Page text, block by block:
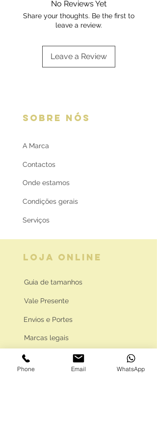
No Reviews Yet
Share your thoughts. Be the first to
leave a review.
Leave a Review
SOBRE NÓS
A Marca
Contactos
Onde estamos
Condições gerais
Serviços
LOJA ONLINE
Guia de tamanhos
Vale Presente
Envios e Portes
Marcas legais
Programa Fidelidade
Phone Email WhatsApp